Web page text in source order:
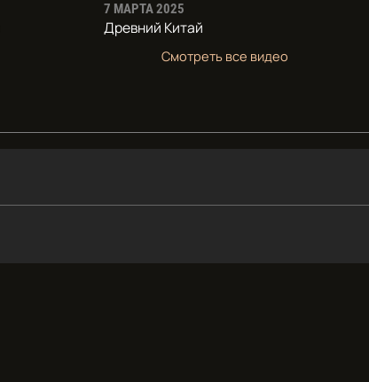
7 МАРТА 2025
Древний Китай
Смотреть все видео